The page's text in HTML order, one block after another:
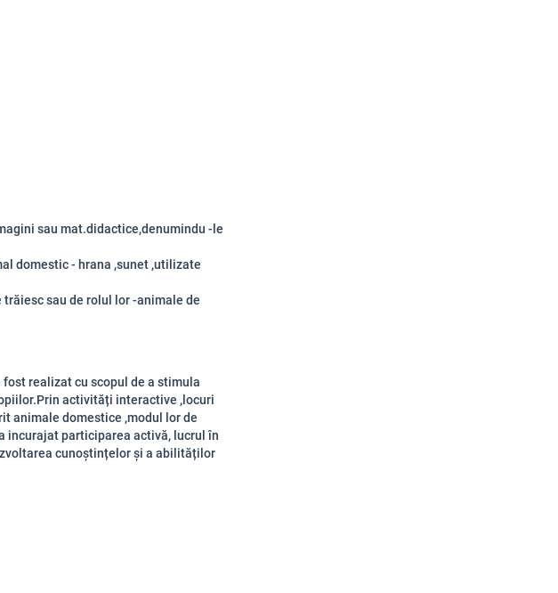
sau mat.didactice,denumindu -le
domestic - hrana ,sunet ,utilizate
sau de rolul lor -animale de
realizat cu scopul de a stimula
activități interactive ,locuri
animale domestice ,modul lor de
incurajat participarea activă, lucrul în
cunoștințelor și a abilităților